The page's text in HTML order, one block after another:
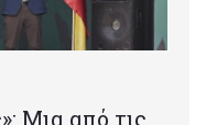
Mια από τις